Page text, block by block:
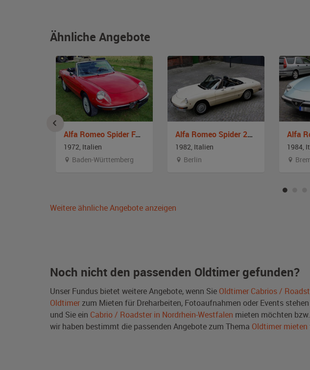
Ähnliche Angebote
Alfa Romeo Spider Fastback
1972, Italien
Baden-Württemberg
Alfa Romeo Spider 2000 Veloce
1982, Italien
Berlin
Alfa
1984,
Weitere ähnliche Angebote anzeigen
Noch nicht den passenden Oldtimer gefunden?
Unser Fundus bietet weitere Angebote, wenn Sie Oldtimer Cabrios /
Oldtimer zum Mieten für Dreharbeiten, Fotoaufnahmen oder Events
und Sie ein Cabrio / Roadster in Nordrhein-Westfalen mieten möchten
wir haben bestimmt die passenden Angebote zum Thema Oldtimer mieten